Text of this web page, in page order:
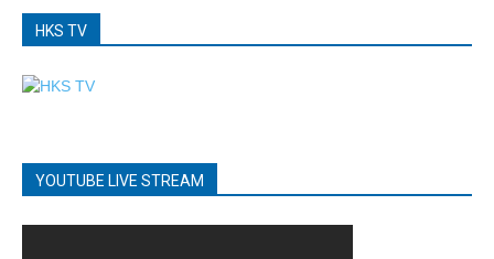
HKS TV
YOUTUBE LIVE STREAM